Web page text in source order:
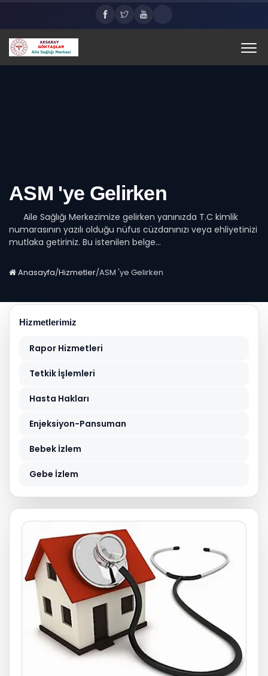
ASM 'ye Gelirken
Aile Sağlığı Merkezimize gelirken yanınızda T.C kimlik
numarasının yazılı olduğu nüfus cüzdanınızı veya ehliyetinizi
mutlaka getiriniz. Bu istenilen belge...
Anasayfa/Hizmetler/ASM 'ye Gelirken
Hizmetlerimiz
Rapor Hizmetleri
Tetkik İşlemleri
Hasta Hakları
Enjeksiyon-Pansuman
Bebek İzlem
Gebe İzlem